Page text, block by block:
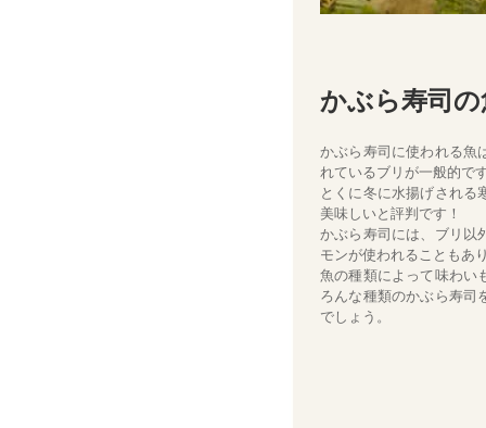
かぶら寿司
かぶら寿司に使われる魚
れているブリが一般的で
とくに冬に水揚げされる
美味しいと評判です！
かぶら寿司には、ブリ以
モンが使われることもあ
魚の種類によって味わい
ろんな種類のかぶら寿司
でしょう。